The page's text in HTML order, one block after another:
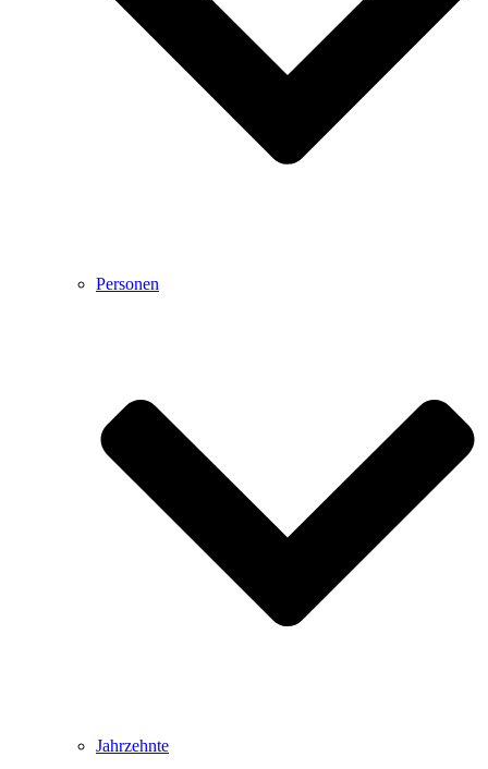
Personen
Jahrzehnte